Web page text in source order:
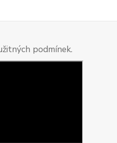
podmínek.